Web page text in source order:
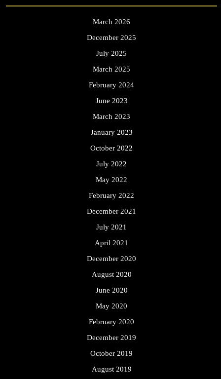
March 2026
December 2025
July 2025
March 2025
February 2024
June 2023
March 2023
January 2023
October 2022
July 2022
May 2022
February 2022
December 2021
July 2021
April 2021
December 2020
August 2020
June 2020
May 2020
February 2020
December 2019
October 2019
August 2019